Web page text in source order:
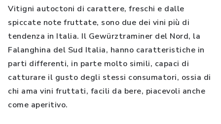
Vitigni autoctoni di carattere, freschi e dalle
spiccate note fruttate, sono due dei vini più di
tendenza in Italia. Il Gewürztraminer del Nord, la
Falanghina del Sud Italia, hanno caratteristiche in
parti differenti, in parte molto simili, capaci di
catturare il gusto degli stessi consumatori, ossia di
chi ama vini fruttati, facili da bere, piacevoli anche
come aperitivo.